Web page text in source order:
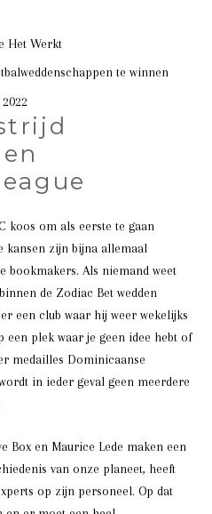
Het Werkt
te winnen
koos om als eerste te gaan
kansen zijn bijna allemaal
bookmakers. Als niemand weet
de Zodiac Bet wedden
een club waar hij weer wekelijks
een plek waar je geen idee hebt of
medailles Dominicaanse
in ieder geval geen meerdere
Box en Maurice Lede maken een
van onze planeet, heeft
op zijn personeel. Op dat